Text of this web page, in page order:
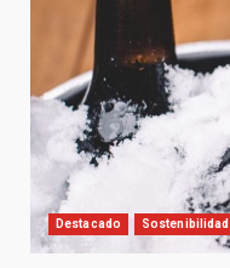
Destacado Sostenibilidad